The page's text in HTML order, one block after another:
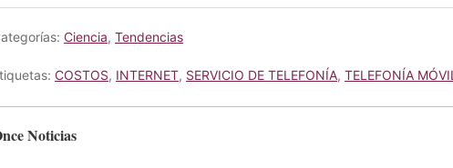
Ciencia, Tendencias
COSTOS, INTERNET, SERVICIO DE TELEFONÍA, TELEFONÍA MÓVIL
Noticias